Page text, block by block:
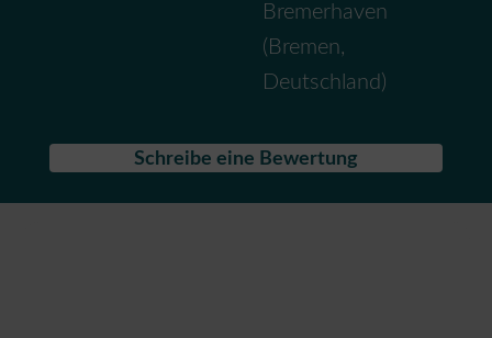
Bremerhaven
( Bremen,
Deutschland )
Schreibe eine Bewertung